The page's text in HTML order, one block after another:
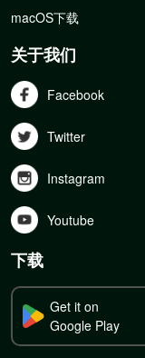
macOS下载
关于我们
Facebook
Twitter
Instagram
Youtube
下载
Get it on
Google Play